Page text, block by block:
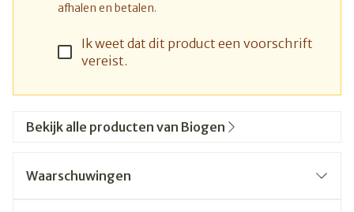
afhalen en betalen.
Ik weet dat dit product een voorschrift
vereist.
Bekijk alle producten van Biogen
Waarschuwingen